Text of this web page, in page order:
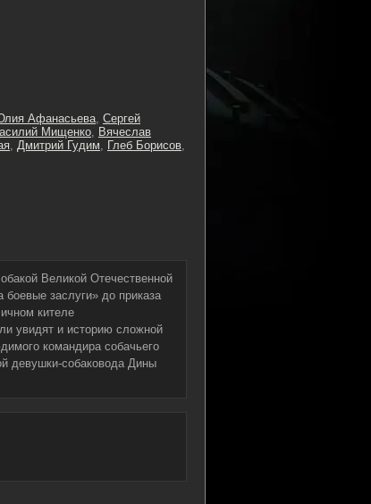
Афанасьева, Сергей
Мищенко, Вячеслав
, Дмитрий Гудим, Глеб Борисов,
Великой Отечественной
заслуги» до приказа
кителе
увидят и историю сложной
командира собачьего
девушки-собаковода Дины